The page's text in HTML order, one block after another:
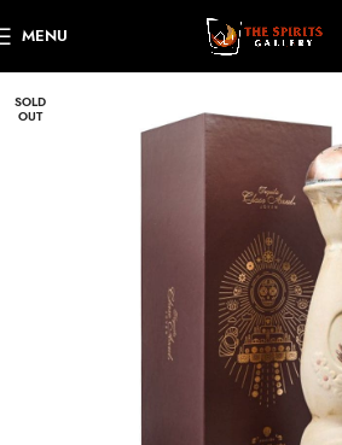
MENU
SOLD
OUT